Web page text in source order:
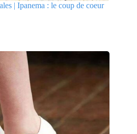
| Ipanema : le coup de coeur